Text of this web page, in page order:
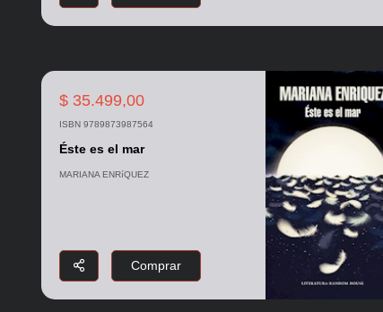
$ 35.499,00
ISBN 9789873987564
Éste es el mar
MARIANA ENRíQUEZ
Comprar